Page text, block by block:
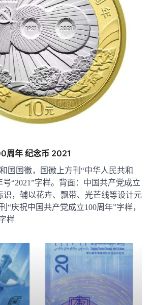
周年 纪念币 2021
国国徽，国徽上方刊“中华人民共和
号“2021”字样。背面：中国共产党成立
识，辅以花卉、飘带、光芒线等设计元
“庆祝中国共产党成立100周年”字样，
样